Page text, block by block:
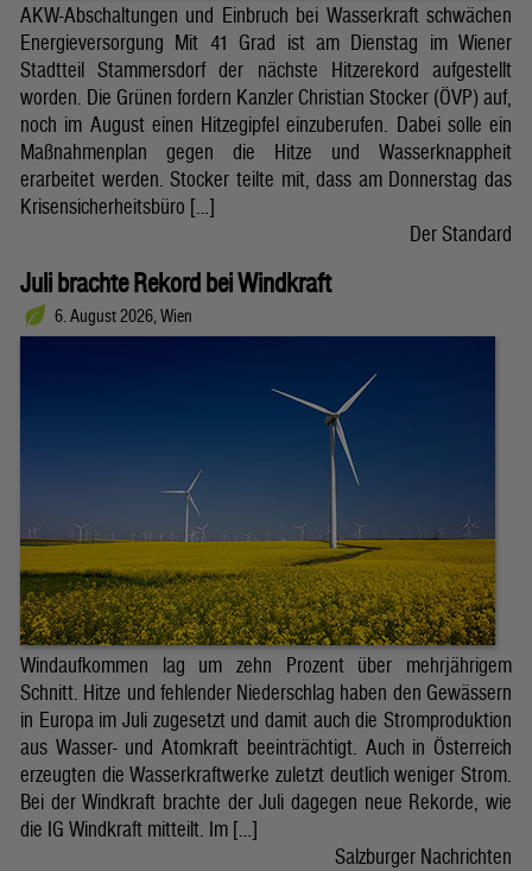
AKW-Abschaltungen und Einbruch bei Wasserkraft schwächen
Energieversorgung Mit 41 Grad ist am Dienstag im Wiener
Stadtteil Stammersdorf der nächste Hitzerekord aufgestellt
worden. Die Grünen fordern Kanzler Christian Stocker (ÖVP) auf,
noch im August einen Hitzegipfel einzuberufen. Dabei solle ein
Maßnahmenplan gegen die Hitze und Wasserknappheit
erarbeitet werden. Stocker teilte mit, dass am Donnerstag das
Krisensicherheitsbüro […]
Der Standard
Juli brachte Rekord bei Windkraft
6. August 2026, Wien
Windaufkommen lag um zehn Prozent über mehrjährigem
Schnitt. Hitze und fehlender Niederschlag haben den Gewässern
in Europa im Juli zugesetzt und damit auch die Stromproduktion
aus Wasser- und Atomkraft beeinträchtigt. Auch in Österreich
erzeugten die Wasserkraftwerke zuletzt deutlich weniger Strom.
Bei der Windkraft brachte der Juli dagegen neue Rekorde, wie
die IG Windkraft mitteilt. Im […]
Salzburger Nachrichten